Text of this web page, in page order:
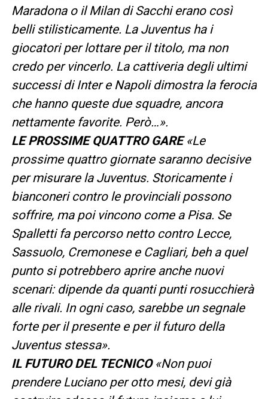
Maradona o il Milan di Sacchi erano così
belli stilisticamente. La Juventus ha i
giocatori per lottare per il titolo, ma non
credo per vincerlo. La cattiveria degli ultimi
successi di Inter e Napoli dimostra la ferocia
che hanno queste due squadre, ancora
nettamente favorite. Però…».
LE PROSSIME QUATTRO GARE«Le
prossime quattro giornate saranno decisive
per misurare la Juventus. Storicamente i
bianconeri contro le provinciali possono
soffrire, ma poi vincono come a Pisa. Se
Spalletti fa percorso netto contro Lecce,
Sassuolo, Cremonese e Cagliari, beh a quel
punto si potrebbero aprire anche nuovi
scenari: dipende da quanti punti rosucchierà
alle rivali. In ogni caso, sarebbe un segnale
forte per il presente e per il futuro della
Juventus stessa».
IL FUTURO DEL TECNICO«Non puoi
prendere Luciano per otto mesi, devi già